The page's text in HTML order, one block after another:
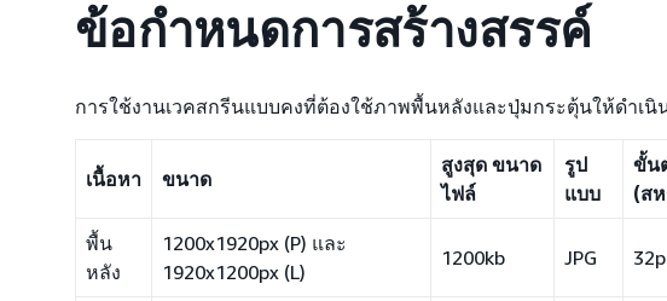
ข้อกำหนดการสร้างสรรค์
การใช้งานเวคสกรีนแบบคงที่ต้องใช้ภาพพื้นหลังและปุ่มกระตุ้นให้ดำเนิ
เนื้อหา ขนาด
สูงสุด ขนาด
ไฟล์
รูป
แบบ
ขั้น
(ส
พื้น
หลัง
1200x1920px (P) และ
1920x1200px (L)
1200kb JPG